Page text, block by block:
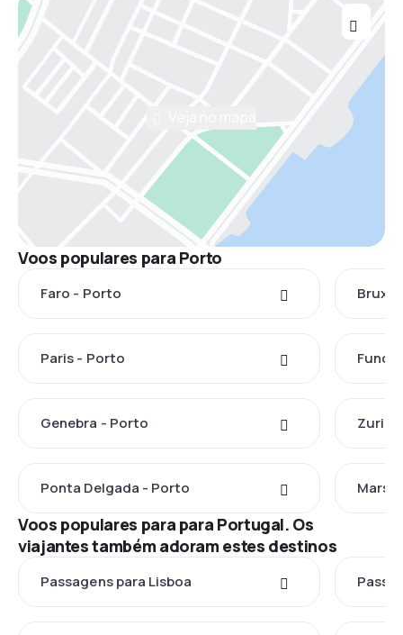
Voos populares para Porto
Faro - Porto
Paris - Porto
Genebra - Porto
Ponta Delgada - Porto
Voos populares para para Portugal. Os
viajantes também adoram estes destinos
Passagens para Lisboa